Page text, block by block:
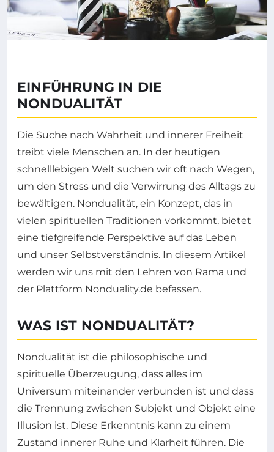
EINFÜHRUNG IN DIE
NONDUALITÄT
Die Suche nach Wahrheit und innerer Freiheit
treibt viele Menschen an. In der heutigen
schnelllebigen Welt suchen wir oft nach Wegen,
um den Stress und die Verwirrung des Alltags zu
bewältigen. Nondualität, ein Konzept, das in
vielen spirituellen Traditionen vorkommt, bietet
eine tiefgreifende Perspektive auf das Leben
und unser Selbstverständnis. In diesem Artikel
werden wir uns mit den Lehren von Rama und
der Plattform Nonduality.de befassen.
WAS IST NONDUALITÄT?
Nondualität ist die philosophische und
spirituelle Überzeugung, dass alles im
Universum miteinander verbunden ist und dass
die Trennung zwischen Subjekt und Objekt eine
Illusion ist. Diese Erkenntnis kann zu einem
Zustand innerer Ruhe und Klarheit führen. Die